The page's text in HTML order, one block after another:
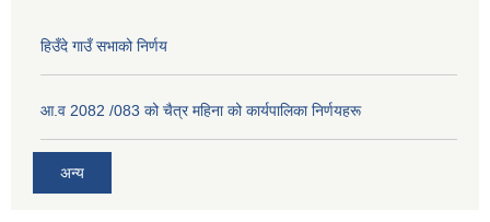
हिउँदे गाउँ सभाको निर्णय
आ.व 2082 /083 को चैत्र महिना को कार्यपालिका निर्णयहरू
अन्य